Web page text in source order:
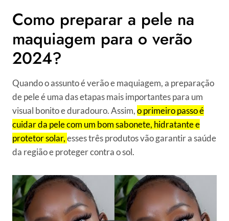
Como preparar a pele na
maquiagem para o verão
2024?
Quando o assunto é verão e maquiagem, a preparação
de pele é uma das etapas mais importantes para um
visual bonito e duradouro. Assim,o primeiro passo é
cuidar da pele com um bom sabonete, hidratante e
protetor solar,esses três produtos vão garantir a saúde
da região e proteger contra o sol.